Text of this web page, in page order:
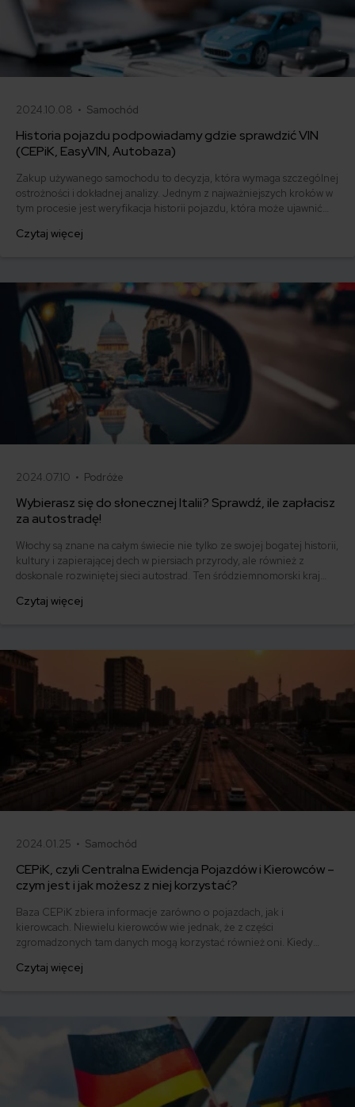
2024.10.08 • Samochód
Historia pojazdu podpowiadamy gdzie sprawdzić VIN
(CEPiK, EasyVIN, Autobaza)
Zakup używanego samochodu to decyzja, która wymaga szczególnej
ostrożności i dokładnej analizy. Jednym z najważniejszych kroków w
tym procesie jest weryfikacja historii pojazdu, która może ujawnić
technicznego oraz potencjalnych problemów. Wartość takich
Czytaj więcej
2024.07.10 • Podróże
Wybierasz się do słonecznej Italii? Sprawdź, ile zapłacisz
za autostradę!
Włochy są znane na całym świecie nie tylko ze swojej bogatej historii,
kultury i zapierającej dech w piersiach przyrody, ale również z
doskonale rozwiniętej sieci autostrad. Ten śródziemnomorski kraj
ruchu, które umożliwiają sprawne przemieszczanie się między
Czytaj więcej
2024.01.25 • Samochód
CEPiK, czyli Centralna Ewidencja Pojazdów i Kierowców –
czym jest i jak możesz z niej korzystać?
Baza CEPiK zbiera informacje zarówno o pojazdach, jak i
kierowcach. Niewielu kierowców wie jednak, że z części
zgromadzonych tam danych mogą korzystać również oni. Kiedy
naszym poradniku.
Czytaj więcej